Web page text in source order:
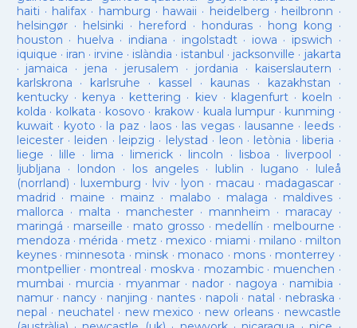
haiti · halifax · hamburg · hawaii · heidelberg · heilbronn ·
helsingør· helsinki · hereford · honduras· hong kong ·
houston · huelva · indiana · ingolstadt· iowa · ipswich ·
iquique · iran · irvine · islàndia · istanbul · jacksonville · jakarta
· jamaica · jena · jerusalem · jordania · kaiserslautern ·
karlskrona · karlsruhe · kassel · kaunas· kazakhstan ·
kentucky· kenya · kettering · kiev· klagenfurt · koeln ·
kolda · kolkata · kosovo · krakow· kuala lumpur · kunming ·
kuwait· kyoto · la paz · laos· las vegas· lausanne · leeds ·
leicester· leiden · leipzig · lelystad · leon · letònia · liberia ·
liege · lille · lima · limerick· lincoln · lisboa · liverpool ·
ljubljana · london · los angeles· lublin · lugano · luleå
(norrland) · luxemburg · lviv · lyon · macau · madagascar·
madrid · maine · mainz · malabo · malaga · maldives·
mallorca · malta · manchester· mannheim · maracay·
maringá · marseille · mato grosso · medellín · melbourne ·
mendoza · mérida · metz · mexico · miami · milano · milton
keynes· minnesota · minsk · monaco · mons · monterrey ·
montpellier· montreal · moskva · mozambic· muenchen ·
mumbai · murcia · myanmar· nador · nagoya · namibia ·
namur· nancy · nanjing · nantes · napoli · natal · nebraska ·
nepal · neuchatel · new mexico · new orleans· newcastle